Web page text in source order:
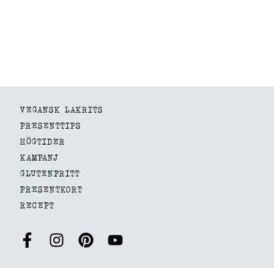
VEGANSK LAKRITS
PRESENTTIPS
HÖGTIDER
KAMPANJ
GLUTENFRITT
PRESENTKORT
RECEPT